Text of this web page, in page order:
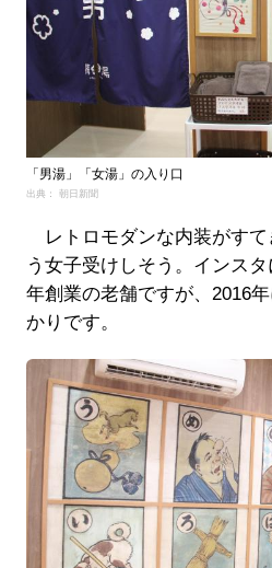
「男湯」「女湯」の入り口
出典： 朝日新聞
レトロモダンな内装がすて
う女子受けしそう。インス
年創業の老舗ですが、2016
かりです。